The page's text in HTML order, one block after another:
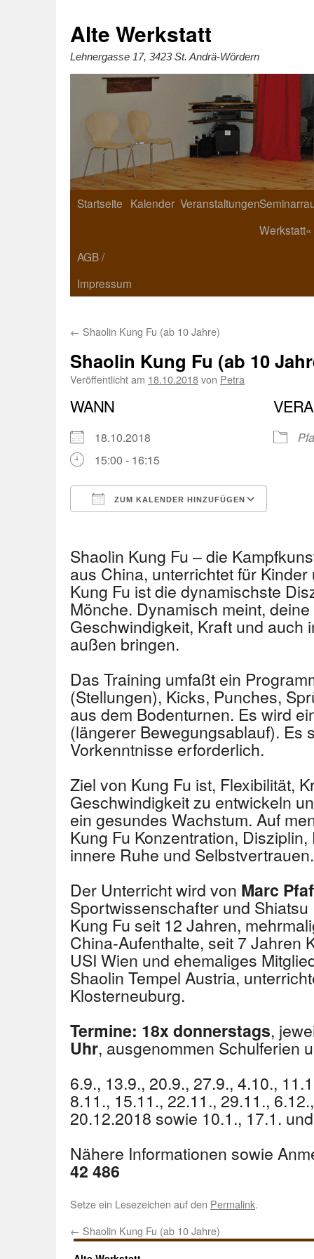
Alte Werkstatt
Lehnergasse 17, 3423 St. Andrä-Wördern
Startseite Kalender Veranstaltungen
Werkstatt«
AGB /
Impressum
← Shaolin Kung Fu (ab 10 Jahre)
Shaolin Kung Fu (ab 10
Veröffentlicht am 18.10.2018von Petra
WANN
18.10.2018
15:00 - 16:15
ZUM KALENDER HINZUFÜGEN
Shaolin Kung Fu – die
aus China, unterrichtet für
Kung Fu ist die dynamischste
Mönche. Dynamisch meint,
Geschwindigkeit, Kraft und auch
außen bringen.
Das Training umfaßt ein
(Stellungen), Kicks, Punches,
aus dem Bodenturnen. Es wird
(längerer Bewegungsablauf). Es
Vorkenntnisse erforderlich.
Ziel von Kung Fu ist, Flexibilität,
Geschwindigkeit zu entwickeln
ein gesundes Wachstum. Auf
Kung Fu Konzentration,
innere Ruhe und Selbstvertrauen.
Der Unterricht wird von Marc
Sportwissenschafter und
Kung Fu seit 12 Jahren,
China-Aufenthalte, seit 7 Jahren
USI Wien und ehemaliges
Shaolin Tempel Austria,
Klosterneuburg.
Termine: 18xdonnerstags,
Uhr, ausgenommen Schulferien
6.9., 13.9., 20.9., 27.9., 4.10.,
8.11., 15.11., 22.11., 29.11.,
20.12.2018 sowie 10.1., 17.1.
Nähere Informationen sowie
42 486
Setze ein Lesezeichen auf den Permalink.
← Shaolin Kung Fu (ab 10 Jahre)